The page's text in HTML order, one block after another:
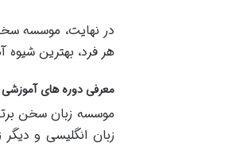
در نهایت، موسسه
هر فرد، بهترین شیوه
معرفی دوره های
موسسه زبان سخن